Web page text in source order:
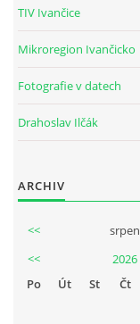
TIV Ivančice
Mikroregion Ivančicko
Fotografie v datech
Drahoslav Ilčák
ARCHIV
<< srpen
<<
2026
Po
Út St Čt